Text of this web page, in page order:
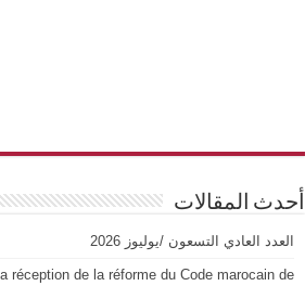
أحدث المقالات
العدد العادي التسعون /يوليوز 2026
La réception de la réforme du Code marocain de